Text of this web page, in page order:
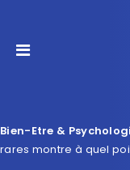
Bien-Etre &
rares montre à quel